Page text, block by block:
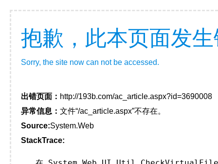
抱歉，此本页面发
Sorry, the site now can not be accessed.
出错页面： http://193b.com/ac_article.aspx?id=3690008
异常信息： 文件“/ac_article.aspx”不存在。
Source:System.Web
StackTrace: